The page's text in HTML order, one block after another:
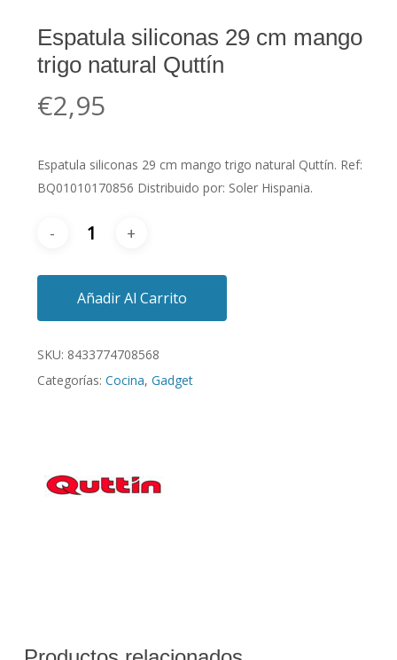
Espatula siliconas 29 cm mango
trigo natural Quttín
€2,95
Espatula siliconas 29 cm mango trigo natural Quttín. Ref:
BQ01010170856 Distribuido por: Soler Hispania.
Añadir Al Carrito
SKU: 8433774708568
Categorías: Cocina, Gadget